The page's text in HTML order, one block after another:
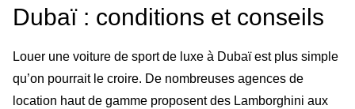
Dubaï : conditions et conseils
Louer une voiture de sport de luxe à Dubaï est plus simple
qu’on pourrait le croire. De nombreuses agences de
location haut de gamme proposent des Lamborghini aux